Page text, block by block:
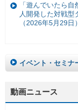
「遊んでいたら
人開発した対戦型
（2026年5月29日）
イベント・セミナ
動画ニュース